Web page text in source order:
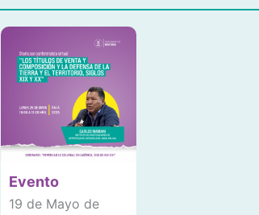
Evento
19 de Mayo de